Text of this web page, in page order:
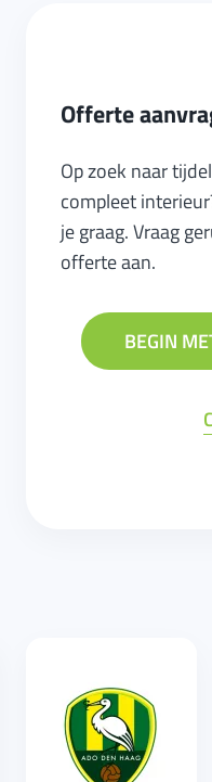
Offerte
Op zoek naar
compleet
je graag. Vraag
offerte aan.
BEGIN